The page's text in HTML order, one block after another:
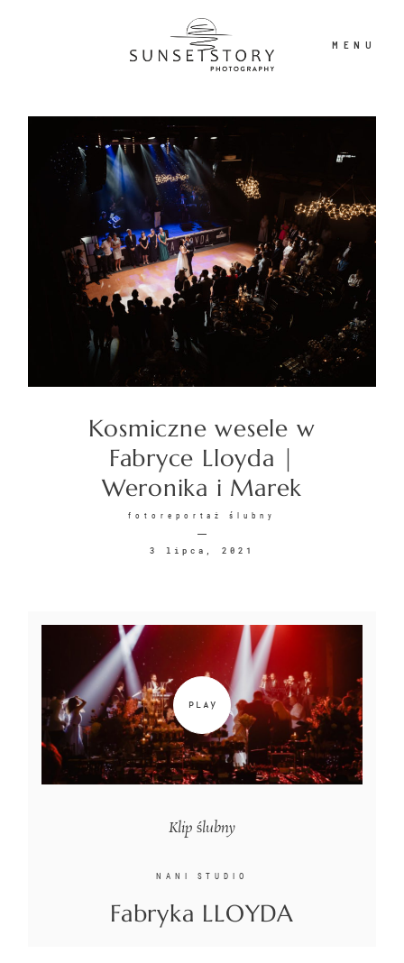
MENU
Kosmiczne wesele w
Fabryce Lloyda |
Weronika i Marek
fotoreportaż ślubny
3 lipca, 2021
Klip ślubny
NANI STUDIO
Fabryka LLOYDA
PORTFOLIO
OFERTA
CONTENT CREATOR
FILM
O NAS
KONTAKT
SUNSETSTORY.PL